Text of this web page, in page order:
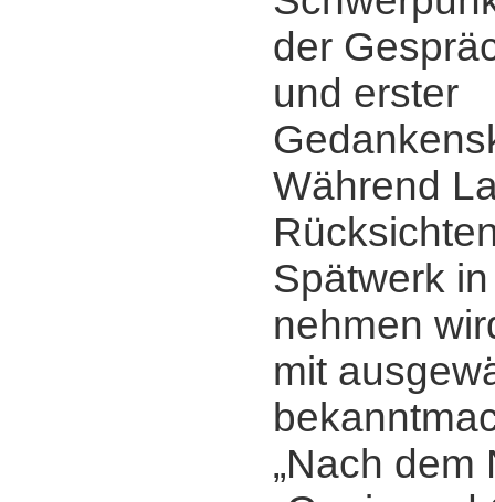
der
und erster
Während
Spätwerk
nehmen
mit
„Nach dem